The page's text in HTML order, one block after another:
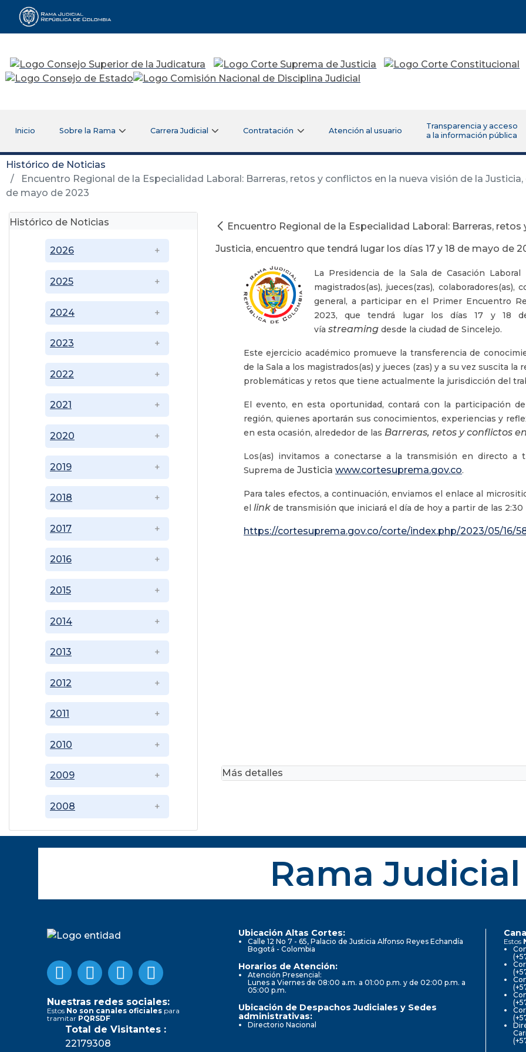
Rama Judicial
Inicio Sobre la Rama Carrera Judicial Contratación Atención al usuario
Transparencia y acceso
a la información pública
Histórico de Noticias
Encuentro Regional de la Especialidad Laboral: Barreras, retos y conflictos en la nueva visión de la
de mayo de 2023
Histórico de Noticias
2008
2009
2010
2011
2012
2013
2014
2015
2016
2017
2018
2019
2020
2021
2022
2023
2024
2025
2026
Encuentro Regional de la Especialidad Laboral: Barreras,
Justicia, encuentro que tendrá lugar los días 17 y 18 de mayo de
La Presidencia de la Sala de Casación
magistrados(as), jueces(zas), colaboradores(as),
general, a participar en el Primer Encuentro
2023, que tendrá lugar los días 17 y 18
vía streaming desde la ciudad de Sincelejo.
Este ejercicio académico promueve la transferencia de
de la Sala a los magistrados(as) y jueces (zas) y a su vez suscita
problemáticas y retos que tiene actualmente la jurisdicción del
El evento, en esta oportunidad, contará con la participación
región, quienes aportarán sus conocimientos, experiencias y
en esta ocasión, alrededor de las Barreras, retos y conflictos
Los(as) invitamos a conectarse a la transmisión en directo a
Suprema de Justicia www.cortesuprema.gov.co.
Para tales efectos, a continuación, enviamos el enlace al
el link de transmisión que iniciará el día de hoy a partir de las 2:30
https://cortesuprema.gov.co/corte/index.php/2023/05/16/
Más detalles
Rama Judicial
Nuestras redes sociales:
Estos No son canales oficiales para
tramitar PQRSDF
Total de Visitantes :
22179308
Ubicación Altas Cortes:
Calle 12 No 7 - 65, Palacio de Justicia Alfonso Reyes Echandía
Bogotá - Colombia
Horarios de Atención:
Atención Presencial:
Lunes a Viernes de 08:00 a.m. a 01:00 p.m. y de 02:00 p.m. a
05:00 p.m.
Ubicación de Despachos Judiciales y Sedes
administrativas:
Directorio Nacional
Estos